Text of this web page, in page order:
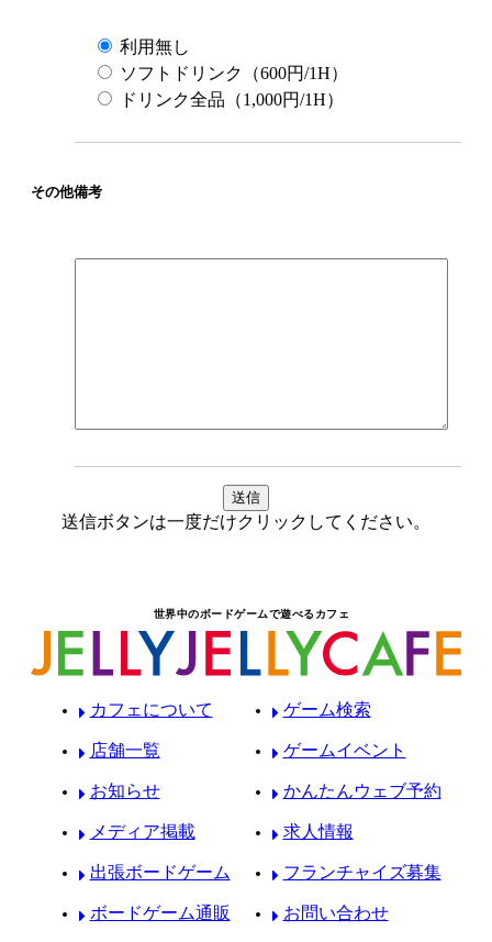
利用無し
ソフトドリンク（600円/1H）
ドリンク全品（1,000円/1H）
その他備考
送信ボタンは一度だけクリックしてください。
世界中のボードゲームで遊べるカフェ
カフェについて ゲーム検索
店舗一覧 ゲームイベント
お知らせ かんたんウェブ予約
メディア掲載 求人情報
出張ボードゲーム フランチャイズ募集
ボードゲーム通販 お問い合わせ